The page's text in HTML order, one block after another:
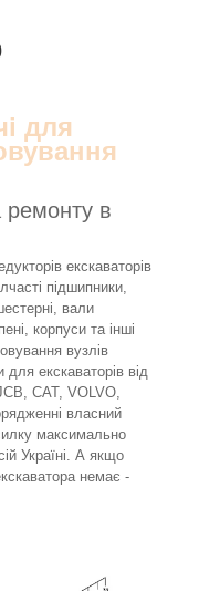
для
ремонту в
екскаваторів
підшипники,
вали
корпуси та інші
вузлів
екскаваторів від
CAT, VOLVO,
власний
максимально
Україні. А якщо
немає -